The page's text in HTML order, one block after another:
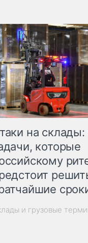
на
которые
и грузовые